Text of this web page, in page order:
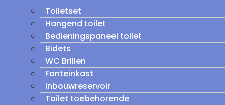
Toiletset
Hangend toilet
Bedieningspaneel toilet
Bidets
WC Brillen
Fonteinkast
Inbouwreservoir
Toilet toebehorende